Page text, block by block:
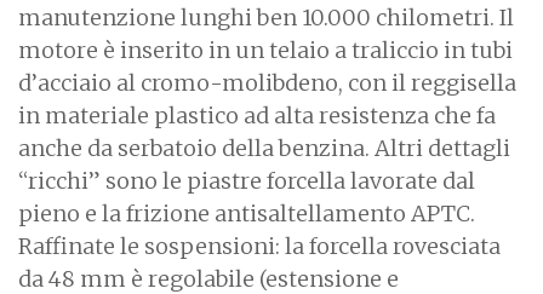
manutenzione lunghi ben 10.000 chilometri. Il
motore è inserito in un telaio a traliccio in tubi
d’acciaio al cromo-molibdeno, con il reggisella
in materiale plastico ad alta resistenza che fa
anche da serbatoio della benzina. Altri dettagli
“ricchi” sono le piastre forcella lavorate dal
pieno e la frizione antisaltellamento APTC.
Raffinate le sospensioni: la forcella rovesciata
da 48 mm è regolabile (estensione e